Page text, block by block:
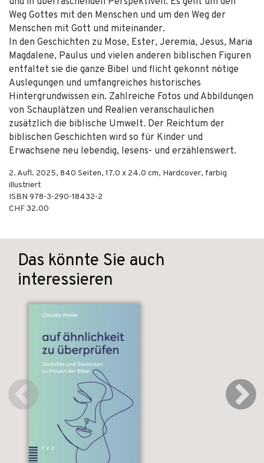
Weg Gottes mit den Menschen und um den Weg der
Menschen mit Gott und miteinander.
In den Geschichten zu Mose, Ester, Jeremia, Jesus, Maria
Magdalene, Paulus und vielen anderen biblischen Figuren
entfaltet sie die ganze Bibel und flicht gekonnt nötige
Auslegungen und umfangreiches historisches
Hintergrundwissen ein. Zahlreiche Fotos und Abbildungen
von Schauplätzen und Realien veranschaulichen
zusätzlich die biblische Umwelt. Der Reichtum der
biblischen Geschichten wird so für Kinder und
Erwachsene neu lebendig, lesens- und erzählenswert.
2. Aufl. 2025, 840 Seiten, 17.0 x 24.0 cm, Hardcover, farbig
illustriert
ISBN 978-3-290-18432-2
CHF 32.00
Das könnte Sie auch
interessieren